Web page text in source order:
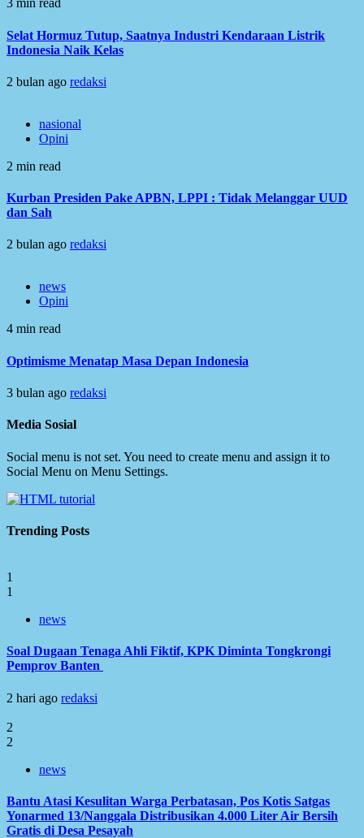
3 min read
Selat Hormuz Tutup, Saatnya Industri Kendaraan Listrik
Indonesia Naik Kelas
2 bulan ago redaksi
nasional
Opini
2 min read
Kurban Presiden Pake APBN, LPPI : Tidak Melanggar UUD
dan Sah
2 bulan ago redaksi
news
Opini
4 min read
Optimisme Menatap Masa Depan Indonesia
3 bulan ago redaksi
Media Sosial
Social menu is not set. You need to create menu and assign it to
Social Menu on Menu Settings.
Trending Posts
1
1
news
Soal Dugaan Tenaga Ahli Fiktif, KPK Diminta Tongkrongi
Pemprov Banten
2 hari ago redaksi
2
2
news
Bantu Atasi Kesulitan Warga Perbatasan, Pos Kotis Satgas
Yonarmed 13/Nanggala Distribusikan 4.000 Liter Air Bersih
Gratis di Desa Pesayah